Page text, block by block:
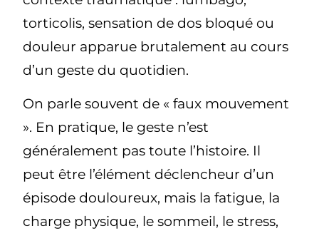
torticolis, sensation de dos bloqué ou
douleur apparue brutalement au cours
d’un geste du quotidien.
On parle souvent de « faux mouvement
». En pratique, le geste n’est
généralement pas toute l’histoire. Il
peut être l’élément déclencheur d’un
épisode douloureux, mais la fatigue, la
charge physique, le sommeil, le stress,